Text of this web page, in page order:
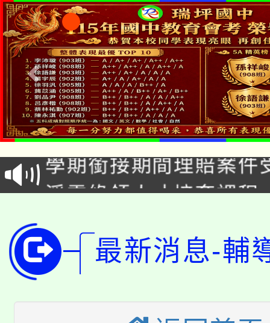
淨零綠生活教案入校路
會
115年食農教育專業人
程
學期銜接期間理賠案件
學籍身 分審查程序及
版
淨零綠領人才培育課程
代理(課)教師甄選結果(
「2026金融保險知識
車」活動
桃園市115學年度學生
公告本校115學年度第
最新消息-輔